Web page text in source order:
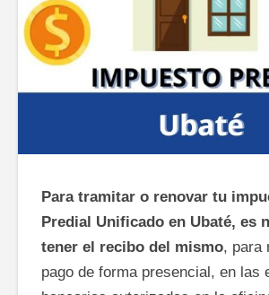
Para tramitar o renovar tu
Predial Unificado en Ubaté, es
tener el recibo del mismo, para
pago de forma presencial, en las